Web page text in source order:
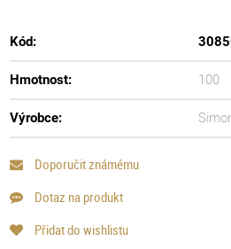
Kód:
Hmotnost: 100
Výrobce:
Doporučit známému
Dotaz na produkt
Přidat do wishlistu